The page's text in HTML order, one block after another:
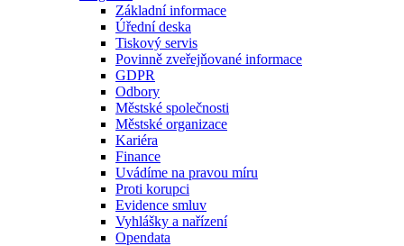
Základní informace
Úřední deska
Tiskový servis
Povinně zveřejňované informace
GDPR
Odbory
Městské společnosti
Městské organizace
Kariéra
Finance
Uvádíme na pravou míru
Proti korupci
Evidence smluv
Vyhlášky a nařízení
Opendata